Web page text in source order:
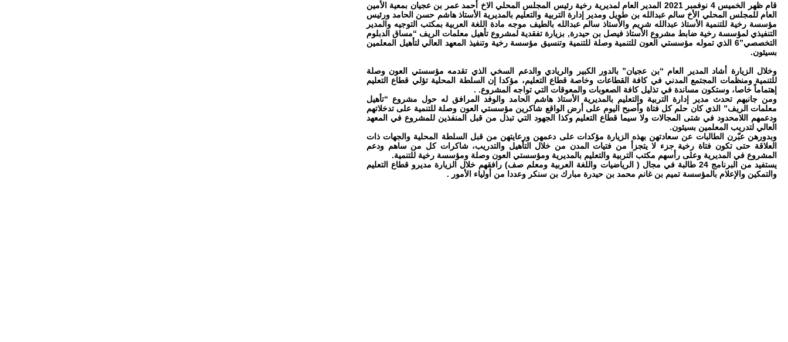
قام ظهر الخميس 4 نوفمبر 2021 المدير العام لمديرية رخية رئيس المجلس المحلي الاخ أحمد عمر بن عجيان بمعية الأمين
العام للمجلس المحلي الأخ سالم عبدالله بن طويل ومدير إدارة التربية والتعليم بالمديرية الأستاذ هاشم حسن الحامد ورئيس
مؤسسة رخية للتنمية الأستاذ عبدالله شريم والأستاذ سالم عبدالله بالطيف موجه مادة اللغة العربية بمكتب التوجيه والمدير
التنفيذي لمؤسسة رخية ضابط مشروع الأستاذ فيصل بن حيدرة, بزيارة تفقدية لمشروع تأهيل معلمات الريف “مساق الدبلوم
التخصصي”6 الذي تموله مؤسستي العون للتنمية وصلة للتنمية وتنسيق مؤسسة رخية وتنفيذ المعهد العالي لتأهيل المعلمين
بسيئون.
وخلال الزيارة أشاد المدير العام “بن عجيان” بالدور الكبير والريادي والدعم السخي الذي تقدمه مؤسستي العون وصلة
للتنمية ومنظمات المجتمع المدني في كافة القطاعات وخاصة قطاع التعليم، مؤكدا إن السلطة المحلية تؤلي قطاع التعليم
إهتماماً خاصا، وستكون مساندة في تذليل كافة الصعوبات والمعوقات التي تواجه المشروع. .
ومن جانبهم تحدث مدير إدارة التربية والتعليم بالمديرية الأستاذ هاشم الحامد والوفد المرافق له حول مشروع “تأهيل
معلمات الريف” الذي كان حلم كل فتاة وأصبح اليوم على أرض الواقع شاكرين مؤسستي العون وصلة للتنمية على تدخلاتهم
ودعمهم اللامحدود في شتى المجالات ولا سيما قطاع التعليم وكذا الجهود التي تبذل من قبل المنفذين للمشروع في المعهد
العالي لتدريب المعلمين بسيئون.
وبدورهن عبّرن الطالبات عن سعادتهن بهذه الزيارة مؤكدات على دعمهن ورعايتهن من قبل السلطة المحلية والجهات ذات
العلاقة حتى تكون فتاة رخية جزء لا يتجزأ من فتيات المدن من خلال التأهيل والتدريب، شاكرات كل من ساهم ودعم
المشروع في المديرية وعلى رأسهم مكتب التربية والتعليم بالمديرية ومؤسستي العون وصلة ومؤسسة رخية للتنمية.
يستفيد من البرنامج 24 طالبة في مجال ( الرياضيات واللغة العربية ومعلم صف) رافقهم خلال الزيارة مديرو قطاع التعليم
والتمكين والإعلام بالمؤسسة تميم بن غانم محمد بن حيدرة مبارك بن سنكر وعددا من أولياء الأمور .